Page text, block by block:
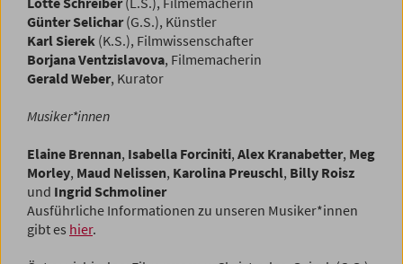
Günter Selichar(G.S.), Künstler
Karl Sierek (K.S.), Filmwissenschafter
Borjana Ventzislavova, Filmemacherin
Gerald Weber, Kurator
Musiker*innen
Elaine Brennan, Isabella Forciniti, Alex Kranabetter, Meg
Morley, Maud Nelissen, Karolina Preuschl, Billy Roisz
und Ingrid Schmoliner
Ausführliche Informationen zu unseren Musiker*innen
gibt es hier.